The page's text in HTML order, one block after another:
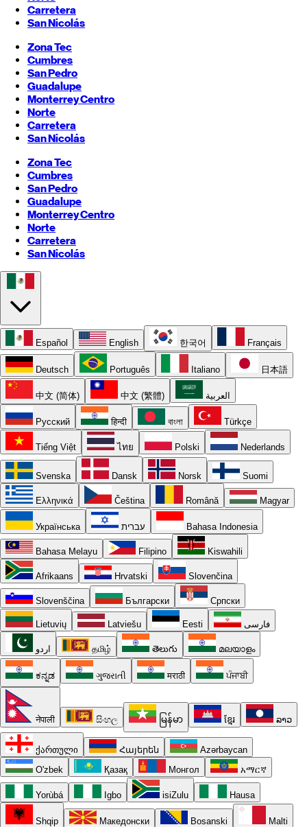
Carretera
San Nicolás
Zona Tec
Cumbres
San Pedro
Guadalupe
MonterreyCentro
Norte
Carretera
San Nicolás
Zona Tec
Cumbres
San Pedro
Guadalupe
MonterreyCentro
Norte
Carretera
San Nicolás
Español English 한국어 Français
Deutsch Português Italiano 日本語
中文 (简体) 中文 (繁體) العربية
Русский हिन्दी বাংলা Türkçe
Tiếng Việt ไทย Polski Nederlands
Svenska Dansk Norsk Suomi
Ελληνικά Čeština Română Magyar
Українська עברית Bahasa Indonesia
Bahasa Melayu Filipino Kiswahili
Afrikaans Hrvatski Slovenčina
Slovenščina Български Српски
Lietuvių Latviešu Eesti فارسی
اردو தமிழ் తెలుగు മലയാളം
ಕನ್ನಡ ગુજરાતી मराठी ਪੰਜਾਬੀ
नेपाली සිංහල မြန်မာ ខ្មែរ ລາວ
ქართული Հայերեն
Azərbaycan
O'zbek
Қазақ Монгол አማርኛ
Yorùbá Igbo isiZulu Hausa
Shqip Македонски Bosanski Malti